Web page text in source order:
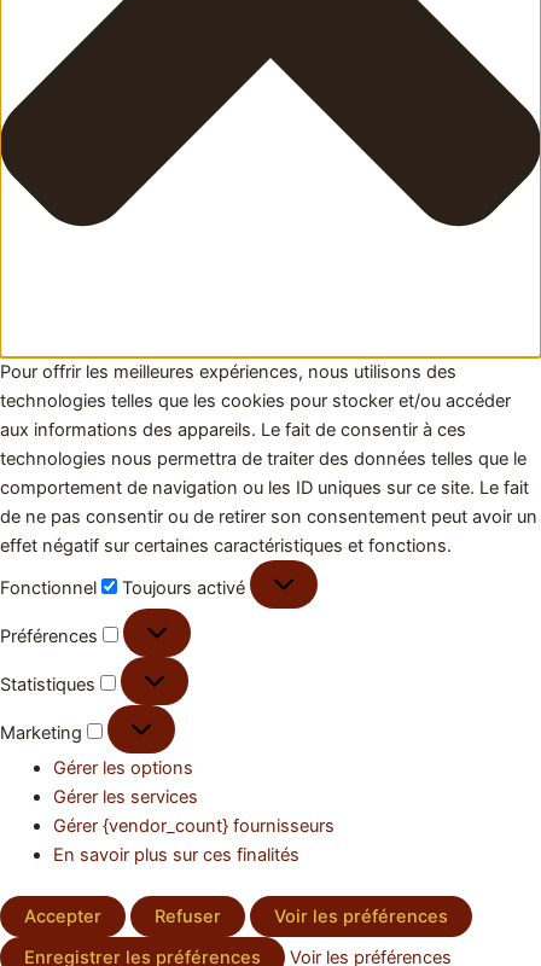
Pour offrir les meilleures expériences, nous utilisons des
technologies telles que les cookies pour stocker et/ou accéder
aux informations des appareils. Le fait de consentir à ces
technologies nous permettra de traiter des données telles que le
comportement de navigation ou les ID uniques sur ce site. Le fait
de ne pas consentir ou de retirer son consentement peut avoir un
effet négatif sur certaines caractéristiques et fonctions.
Fonctionnel
Toujours activé
Préférences
Statistiques
Marketing
Gérer les options
Gérer les services
Gérer {vendor_count} fournisseurs
En savoir plus sur ces finalités
Accepter Refuser
Voir les préférences
Enregistrer les préférences
Voir les préférences